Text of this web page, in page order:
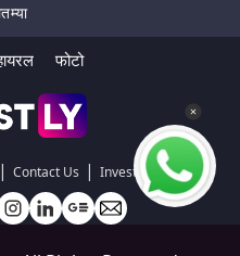
फोटो
| Contact Us | Investors